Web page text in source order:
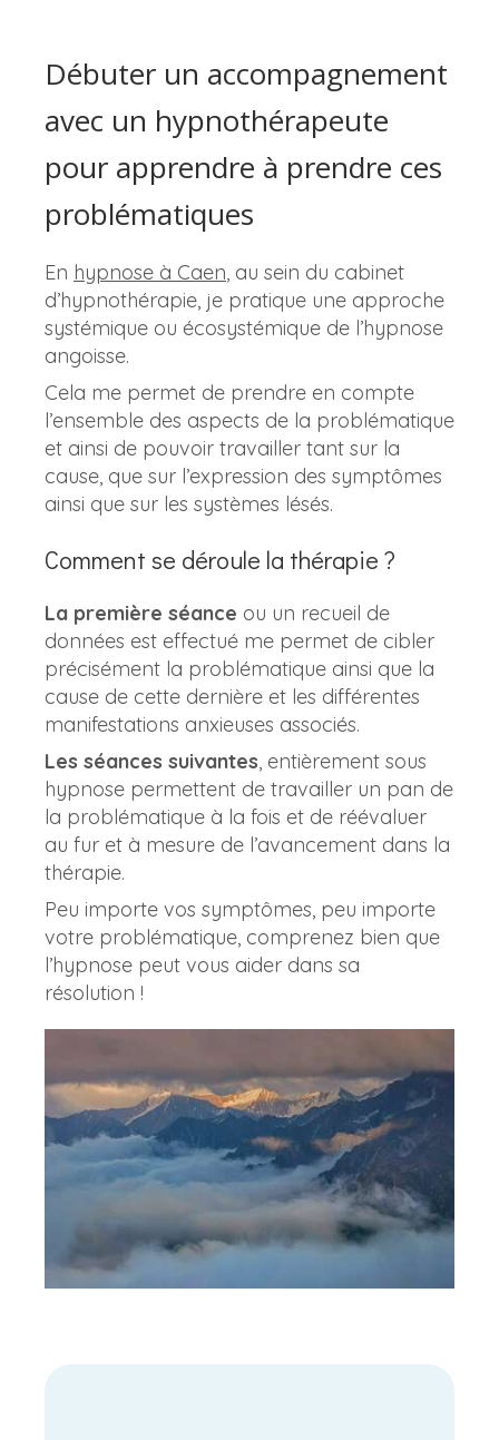
Débuter un accompagnement
avec un hypnothérapeute
pour apprendre à prendre ces
problématiques
En hypnose à Caen, au sein du cabinet
d’hypnothérapie, je pratique une approche
systémique ou écosystémique de l’hypnose
angoisse.
Cela me permet de prendre en compte
l’ensemble des aspects de la problématique
et ainsi de pouvoir travailler tant sur la
cause, que sur l’expression des symptômes
ainsi que sur les systèmes lésés.
Comment se déroule la thérapie ?
La première séance ou un recueil de
données est effectué me permet de cibler
précisément la problématique ainsi que la
cause de cette dernière et les différentes
manifestations anxieuses associés.
Les séances suivantes, entièrement sous
hypnose permettent de travailler un pan de
la problématique à la fois et de réévaluer
au fur et à mesure de l’avancement dans la
thérapie.
Peu importe vos symptômes, peu importe
votre problématique, comprenez bien que
l’hypnose peut vous aider dans sa
résolution !